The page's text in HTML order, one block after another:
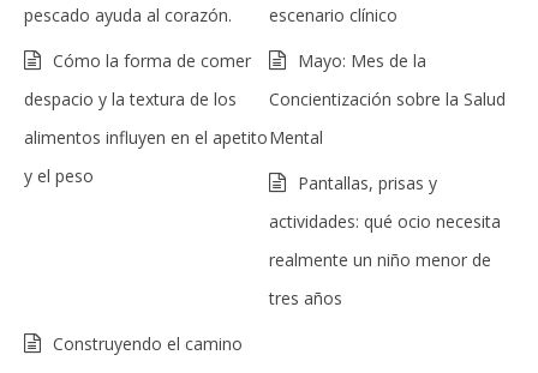
pescado ayuda al corazón.
escenario clínico
Cómo la forma de comer
despacio y la textura de los
alimentos influyen en el apetito
y el peso
Mayo: Mes de la
Concientización sobre la Salud
Mental
Pantallas, prisas y
actividades: qué ocio necesita
realmente un niño menor de
tres años
Construyendo el camino